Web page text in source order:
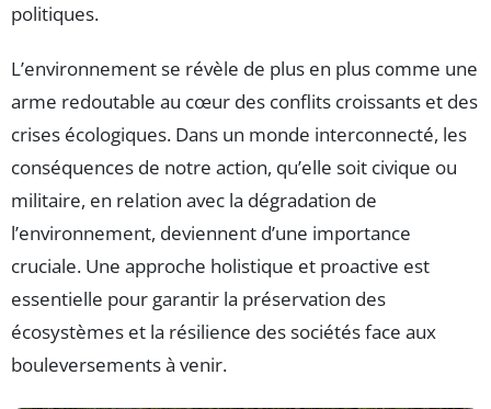
politiques.
L’environnement se révèle de plus en plus comme une
arme redoutable au cœur des conflits croissants et des
crises écologiques. Dans un monde interconnecté, les
conséquences de notre action, qu’elle soit civique ou
militaire, en relation avec la dégradation de
l’environnement, deviennent d’une importance
cruciale. Une approche holistique et proactive est
essentielle pour garantir la préservation des
écosystèmes et la résilience des sociétés face aux
bouleversements à venir.